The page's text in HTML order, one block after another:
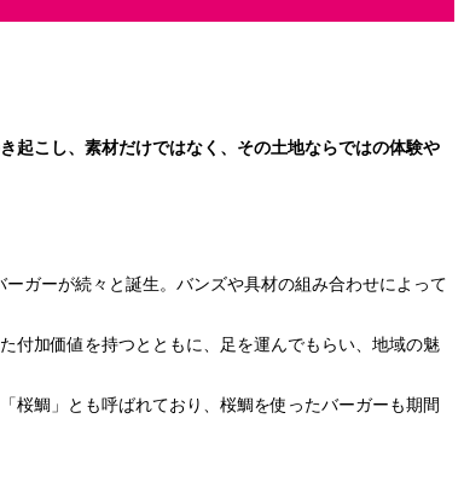
起こし、素材だけではなく、その土地ならではの体験や
ガーが続々と誕生。バンズや具材の組み合わせによって
付加価値を持つとともに、足を運んでもらい、地域の魅
桜鯛」とも呼ばれており、桜鯛を使ったバーガーも期間